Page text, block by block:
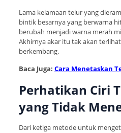
Lama kelamaan telur yang
bintik besarnya yang berwarna
berubah menjadi warna merah
Akhirnya akar itu tak akan
berkembang.
Baca Juga: Cara Menetaskan
Perhatikan Ciri
yang Tidak
Dari ketiga metode untuk